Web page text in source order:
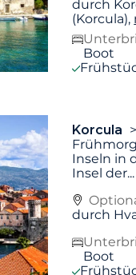
durch
(Korcula),
Boot
Korcula
Inseln in
Insel der...
durch
Boot